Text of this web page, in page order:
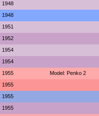
1948
1948
1951
1952
1954
1954
1955 Model: Penko 2
1955
1955
1955